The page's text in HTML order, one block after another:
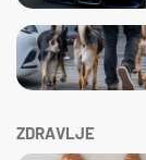
ZDRAVLJE